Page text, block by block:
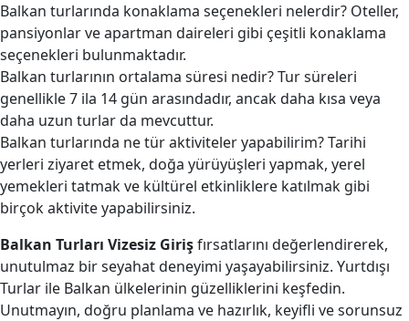
Balkan turlarında konaklama seçenekleri nelerdir? Oteller,
pansiyonlar ve apartman daireleri gibi çeşitli konaklama
seçenekleri bulunmaktadır.
Balkan turlarının ortalama süresi nedir? Tur süreleri
genellikle 7 ila 14 gün arasındadır, ancak daha kısa veya
daha uzun turlar da mevcuttur.
Balkan turlarında ne tür aktiviteler yapabilirim? Tarihi
yerleri ziyaret etmek, doğa yürüyüşleri yapmak, yerel
yemekleri tatmak ve kültürel etkinliklere katılmak gibi
birçok aktivite yapabilirsiniz.
Balkan Turları Vizesiz Girişfırsatlarını değerlendirerek,
unutulmaz bir seyahat deneyimi yaşayabilirsiniz. Yurtdışı
Turlar ile Balkan ülkelerinin güzelliklerini keşfedin.
Unutmayın, doğru planlama ve hazırlık, keyifli ve sorunsuz